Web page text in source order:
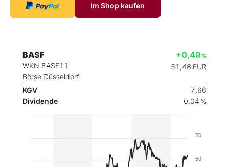
Im Shop kaufen
BASF
WKN BASF11
Börse Düsseldorf
+0,49 %
51,48 EUR
KGV
7,66
Dividende
0,04 %
50
55